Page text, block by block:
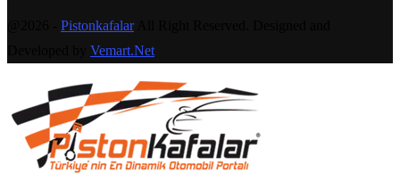
PistonkafalarAll Right Reserved. Designed and
Vemart.Net